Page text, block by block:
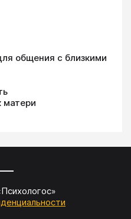
общения с близкими
матери
Психологос»